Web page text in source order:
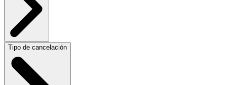
Tipo de cancelación